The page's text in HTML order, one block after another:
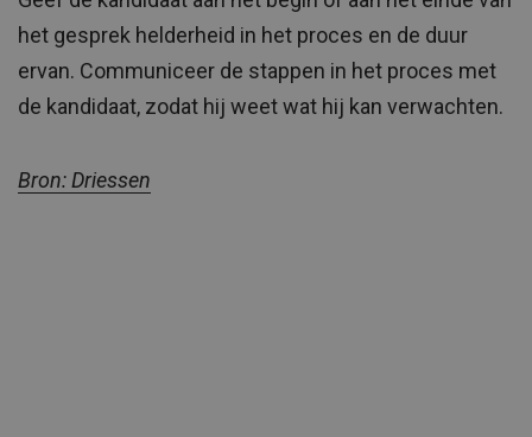
het gesprek helderheid in het proces en de duur
ervan. Communiceer de stappen in het proces met
de kandidaat, zodat hij weet wat hij kan verwachten.
Bron: Driessen